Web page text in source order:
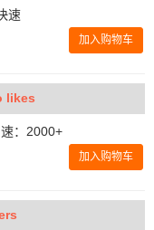
速
加入购物车
likes
：2000+
加入购物车